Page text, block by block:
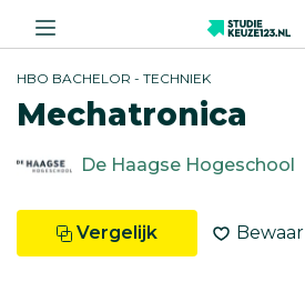
HBO BACHELOR - TECHNIEK
Mechatronica
De Haagse Hogeschool
Vergelijk Bewaar